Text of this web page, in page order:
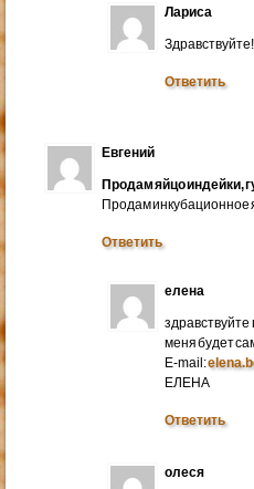
Лариса
Ответить
Евгений
Продам яйцо индейки,
Продам инкубационное
Ответить
елена
здравствуйте
меня будет
E-mail:
ЕЛЕНА
Ответить
олеся